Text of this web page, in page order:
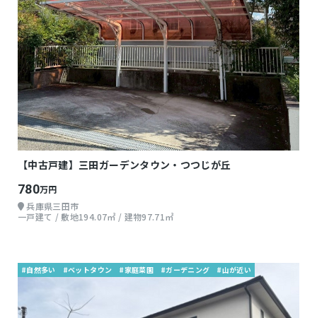
【中古戸建】三田ガーデンタウン・つつじが丘
780万円
兵庫県三田市
一戸建て / 敷地194.07㎡ / 建物97.71㎡
#自然多い #ベットタウン #家庭菜園 #ガーデニング #山が近い